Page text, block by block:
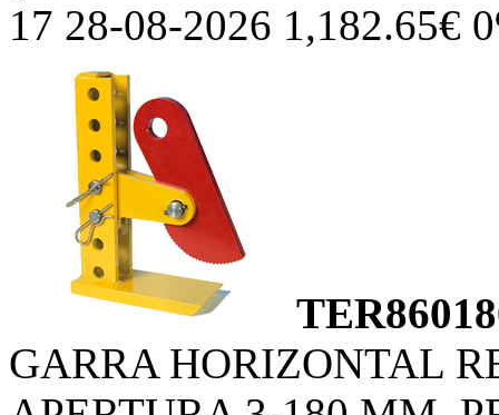
17 28-08-2026 1,182.65€
GARRA HORIZONTAL